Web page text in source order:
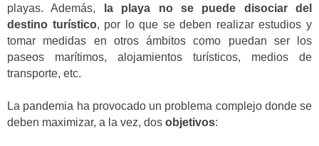
playas. Además,
la playa no se puede disociar del
destino turístico, por lo que se deben realizar estudios y
tomar medidas en otros ámbitos como puedan ser los
paseos marítimos, alojamientos turísticos, medios de
transporte, etc.
La pandemia ha provocado un problema complejo donde se
deben maximizar, a la vez, dos objetivos: